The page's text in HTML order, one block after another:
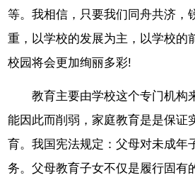
等。我相信，只要我们同舟共济，
重，以学校的发展为主，以学校的
校园将会更加绚丽多彩!
教育主要由学校这个专门机构
能因此而削弱，家庭教育是是保证
育。我国宪法规定：父母对未成年
务。父母教育子女不仅是履行固有